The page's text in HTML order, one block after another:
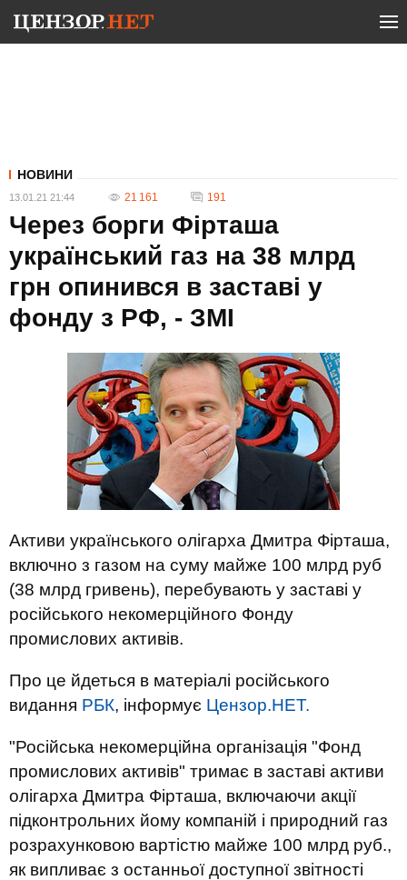
НОВИНИ
13.01.21 21:44 21 161 191
Через борги Фірташа
український газ на 38 млрд
грн опинився в заставі у
фонду з РФ, - ЗМІ
Активи українського олігарха Дмитра Фірташа,
включно з газом на суму майже 100 млрд руб
(38 млрд гривень), перебувають у заставі у
російського некомерційного Фонду
промислових активів.
Про це йдеться в матеріалі російського
видання РБК, інформує Цензор.НЕТ.
"Російська некомерційна організація "Фонд
промислових активів" тримає в заставі активи
олігарха Дмитра Фірташа, включаючи акції
підконтрольних йому компаній і природний газ
розрахунковою вартістю майже 100 млрд руб.,
як випливає з останньої доступної звітності